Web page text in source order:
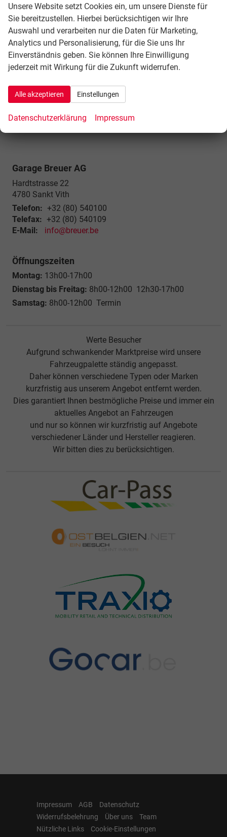
Vergleich Auto-Finanzierungen
Garage Breuer AG
Hardtstrasse 22
4780 Sankt Vith
Telefon: +32 (80) 540100
Telefax: +32 (80) 540109
E-Mail:
info@breuer.be
Öffnungszeiten
Montag: 13h00-17h00
Dienstag bis Freitag: 8h00-12h00 12h30-17h00
Samstag: 8h00-12h00 Termin
Werte Besucher
Aufgrund schwankender Marktpreise wird unsere
Fahrzeugpalette ständig angepasst.
Daher können verschiedene Typen oder Marken
kurzfristig aus unserem Angebot entfernt werden.
Dies garantiert Ihnen bestmögliche Preise und immer ein
aktuelles Angebot an Fahrzeugen
und nur so können wir kurzfristig auf Angebote
verschiedener Länder und Hersteller reagieren.
Wir bitten dies zu berücksichtigen.
Impressum AGB
Datenschutz
Widerrufsbelehrung
Über uns
Team
Nützliche Links
Cookie-Einstellungen
Unsere Website setzt Cookies ein, um unsere Dienste für
Sie bereitzustellen. Hierbei berücksichtigen wir Ihre
Auswahl und verarbeiten nur die Daten für Marketing,
Analytics und Personalisierung, für die Sie uns Ihr
Einverständnis geben. Sie können Ihre Einwilligung
jederzeit mit Wirkung für die Zukunft widerrufen.
Alle akzeptieren Einstellungen
Datenschutzerklärung Impressum